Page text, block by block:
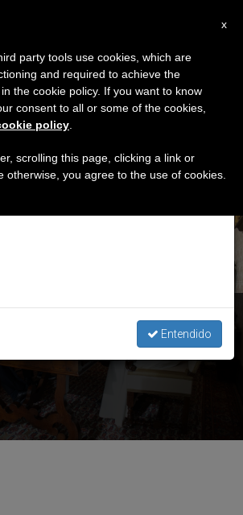
Tagged
×
al 7 de agosto haremos la pausa
que en el periodo de verano
informaciones y también el
Entendido
x
party tools use cookies, which are
and required to achieve the
the cookie policy. If you want to know
consent to all or some of the cookies,
policy
scrolling this page, clicking a link or
otherwise, you agree to the use of cookies.